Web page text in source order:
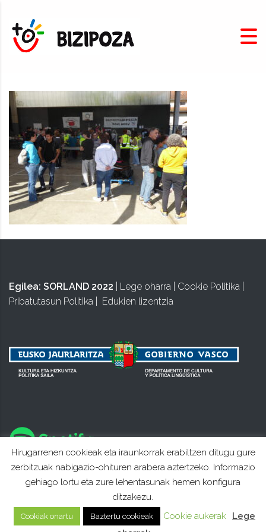
Egilea: SORLAND 2022 Lege oharra Cookie Politika
Pribatutasun Politika
Edukien lizentzia
Hirugarrenen cookieak eta iraunkorrak erabiltzen ditugu gure
zerbitzuak nabigazio-ohituren arabera aztertzeko. Informazio
gehiago lortu eta zure lehentasunak hemen konfigura
ditzakezu.
Cookiak onartu Baztertu cookieak Cookie aukerak
Lege